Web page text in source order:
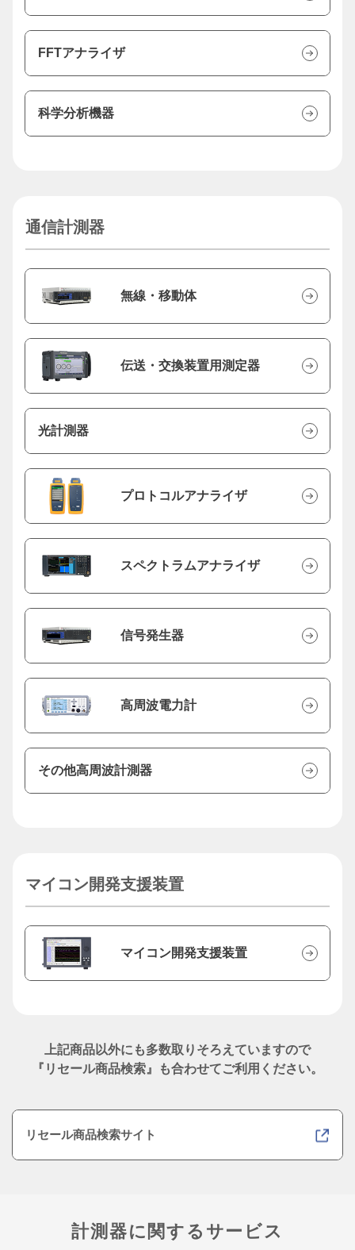
FFTアナライザ
科学分析機器
通信計測器
無線・移動体
伝送・交換装置用測定器
光計測器
プロトコルアナライザ
スペクトラムアナライザ
信号発生器
高周波電力計
その他高周波計測器
マイコン開発支援装置
マイコン開発支援装置
上記商品以外にも多数取りそろえていますので
『リセール商品検索』も合わせてご利用ください。
リセール商品検索サイト
計測器に関するサービス